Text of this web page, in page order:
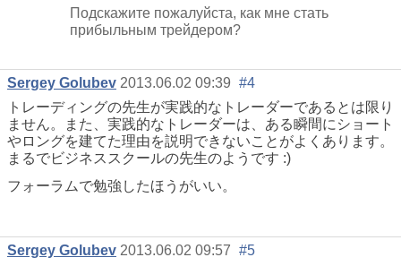
Подскажите пожалуйста, как мне стать
прибыльным трейдером?
Sergey Golubev 2013.06.02 09:39 #4
トレーディングの先生が実践的なトレーダーであるとは限り
ません。また、実践的なトレーダーは、ある瞬間にショート
やロングを建てた理由を説明できないことがよくあります。
まるでビジネススクールの先生のようです :)
フォーラムで勉強したほうがいい。
Sergey Golubev 2013.06.02 09:57 #5